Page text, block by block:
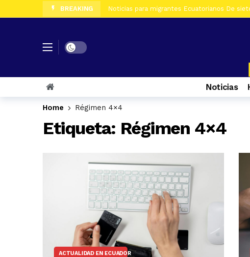
BREAKING Noticias para migrantes Ecuatorianos De
Noticias para migrantes Ecuatorianos
Noticias para migrantes Ecuatorianos
Noticias para migrantes Ecuatorianos
Dark mode
Noticias
Home Régimen 4×4
Etiqueta: Régimen 4×4
ACTUALIDAD EN ECUADOR